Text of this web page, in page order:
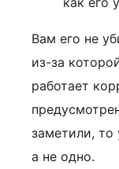
Вам его не
из-за
работает
заметили,
а не одно.